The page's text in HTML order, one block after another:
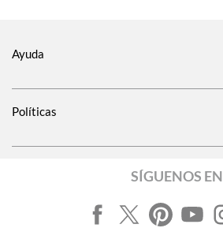
Ayuda
Políticas
SÍGUENOS EN